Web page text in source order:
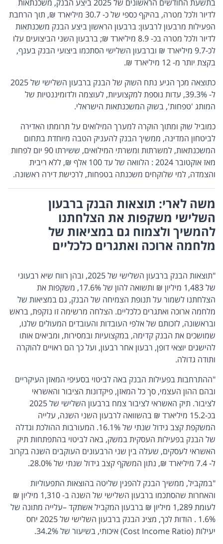
בתשעת החודשים הראשונים של 2025 ביצע הבנק, משכנתאות
לדיור ולכל מטרה, בהיקף כספי של כ- 30.7 מיליארד ₪, תוך הרחבת
הפעילות מרבעון לרבעון: ברבעון הראשון ביצע הבנק משכנתאות
לדיור ולכל מטרה בכ- 8.9 מיליארד ₪; ברבעון השני הביצועים עלו
לכ-9.7 מיליארד ₪ וברבעון השלישי הסתכמו ביצועי הבנק בענף,
בקצת יותר מ- 12 מיליארד ₪.
כתוצאה מכך הגיע נתח השוק של הבנק ברבעון השלישי של 2025
ל- 39.3%, עדות נוספת למקצועיות, לעוצמה ולדומיננטיות של
המותג 'טפחות', בשוק המשכנתאות הישראלי.
כמוביל שוק ומתוך הוקרה למערך המילואים על תרומתו האדירה
לביטחון המדינה, ממשיך הבנק להעניק הטבה מיוחדת בתחום
המשכנתאות, למשרתות ומשרתי המילואים, ששירתו 90 יום לפחות
מאז אוקטובר 2024 : הלוואה של עד 100 אלף ₪, ללא ריבית
והצמדה, למי שלוקחים משכנתה בטפחות, לרכישת דירה ראשונה.
משה לארי: תוצאות הבנק ברבעון
השלישי משקפות את הצלחתנו
להמשיך ולצמוח גם במציאות של
מלחמה ארוכה ואתגרים כלכליים
"תוצאות הבנק ברבעון השלישי של 2025, ובהן רווח שיא רבעוני
של 1,483 מיליון ₪ ותשואה להון של 17.6%, משקפות את
הצלחתנו לשמור על תנופת הצמיחה של הבנק, גם במציאות של
מלחמה ארוכה ואתגרים כלכליים. הצלחה מרשימה זו נזקפת, בראש
ובראשונה, לזכותם של אלפי העובדות והעובדים המעולים שלנו,
שמושכים את הבנק קדימה, במקצועיות ובמסירות, ומביאים אותו
להישגים יוצאי דופן, רבעון אחר רבעון, ועל כך הם ראויים להוקרה
ותודה גדולה.
"ההתרחבות בפעילות הבנק באה לביטוי בסעיפי המאזן העיקריים
ובהם ההון העצמי, סך כל המאזן, פיקדונות הציבור והאשראי
לציבור. תיק האשראי לציבור צמח ברבעון השלישי של 2025
בכ-15.2 מיליארד ₪ בהשוואה לרבעון השני השנה, עלייה
המשקפת קצב גידול שנתי של 16.1%. המעורבות ההולכת וגדלה
של הבנק בפעילות העסקית במשק, באה לביטוי בהתפתחות תיק
האשראי לעסקים, שעלה בין שני הרבעונים העוקבים השנה בקרוב
ל- 7.4 מיליארד ₪, נתון המשקף קצב גידול שנתי של 28.0%.
"במקביל, ממשיך הבנק להפגין שליטה בהוצאות התפעוליות
והאחרות שהסתכמו ברבעון השלישי של השנה ב- 1,310 מיליון ₪
לעומת 1,289 מיליון ₪ ברבעון המקביל אשתקד –עלייה מתונה של
1.6% . הודות לכך, מציג הבנק ברבעון השלישי של 2025 יחס
יעילות (Cost Income Ratio) איכותי, בשיעור של 34.2%.